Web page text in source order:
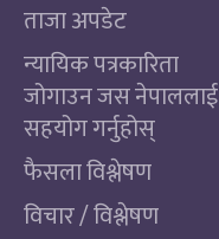
ताजा अपडेट
न्यायिक पत्रकारिता
जोगाउन जस नेपाललाई
सहयोग गर्नुहोस्
फैसला विश्लेषण
विचार / विश्लेषण